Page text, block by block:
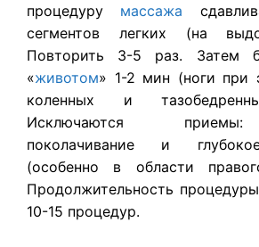
процедуру массажа
сегментов легких (на
Повторить 3-5 раз. Затем
«живо­том» 1-2 мин (ноги при
коленных и
Исключаются
поколачивание и
(особенно в области
Продолжитель­ность
10-15 процедур.